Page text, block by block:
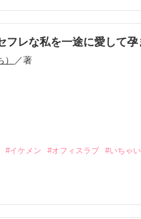
しまう。
フレな私を一途に愛して孕
／著
#イケメン #オフィスラブ
#いちゃ